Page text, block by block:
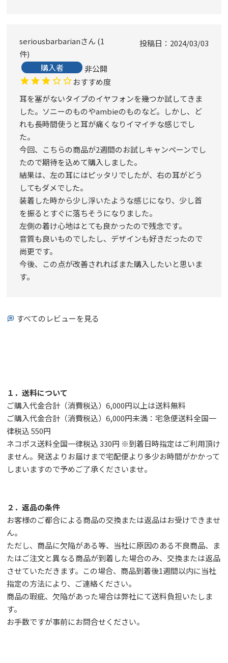
seriousbarbarian
1
件
購入者
非公開
投稿日 2024/03/03
おすすめ度
耳を塞がないタイプのイヤフォンを幾つか試してきま
した。ソニーのものやambieのものなど。しかし、ど
れも長時間使うと耳が痛くなりイマイチな感じでし
た。
今回、こちらの商品が2週間のお試しキャンペーンでし
たので期待を込めて購入しました。
結果は、左の耳にはピッタリでしたが、右の耳がどう
してもダメでした。
装着した時から少し浮いたような感じになり、少し首
を振るとすぐに落ちそうになりました。
左側の着け心地はとても良かったので残念です。
音質も良いものでしたし、デザインも好きだったので
尚更です。
今後、この点が改善されればまた購入したいと思いま
す。
すべてのレビューを見る
１．送料について
ご購入代金合計（消費税込）6,000円以上は送料無料
ご購入代金合計（消費税込）6,000円未満：宅急便送料全国一
律税込 550円
ネコポス送料全国一律税込 330円 ※到着日時指定はご利用頂け
ません。発送よりお届けまで宅配便より多少お時間がかかって
しまいますので予めご了承くださいませ。
２．返品の条件
お客様のご都合による商品の交換または返品はお受けできませ
ん。
ただし、 商品に欠陥がある等、当社に原因のある不良商品、ま
たはご注文と異なる商品が到着した場合のみ、交換または返品
させていただきます。この場合、商品到着後1週間以内に当社
指定の方法により、ご連絡ください。
商品の瑕疵、欠陥があった場合は弊社にて送料負担いたしま
す。
お手数ですが事前にお問合せください。